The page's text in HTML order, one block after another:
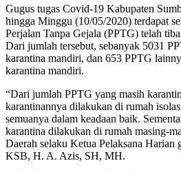
Gugus tugas Covid-19 Kabupaten
hingga Minggu (10/05/2020) terdapat
Perjalan Tanpa Gejala (PPTG) telah
Dari jumlah tersebut, sebanyak 5031
karantina mandiri, dan 653 PPTG
karantina mandiri.
“Dari jumlah PPTG yang masih
karantinannya dilakukan di rumah
semuanya dalam keadaan baik.
karantina dilakukan di rumah masing-
Daerah selaku Ketua Pelaksana Harian
KSB, H. A. Azis, SH, MH.